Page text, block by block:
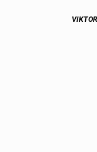
Next